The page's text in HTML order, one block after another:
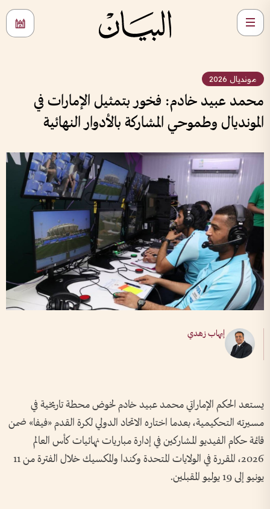
مونديال 2026
محمد عبيد خادم: فخور بتمثيل الإمارات في
المونديال وطموحي المشاركة بالأدوار النهائية
إيهاب زهدي
يستعد الحكم الإماراتي محمد عبيد خادم لخوض محطة تاريخية في
مسيرته التحكيمية، بعدما اختاره الاتحاد الدولي لكرة القدم «فيفا» ضمن
قائمة حكام الفيديو المشاركين في إدارة مباريات نهائيات كأس العالم
2026، المقررة في الولايات المتحدة وكندا والمكسيك خلال الفترة من 11
يونيو إلى 19 يوليو المقبلين.